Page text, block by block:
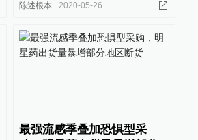
陈述根本 2020-05-26
最强流感季叠加恐惧型采